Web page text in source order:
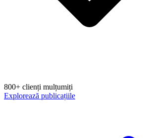
800+ clienți mulțumiți
Explorează publicațiile